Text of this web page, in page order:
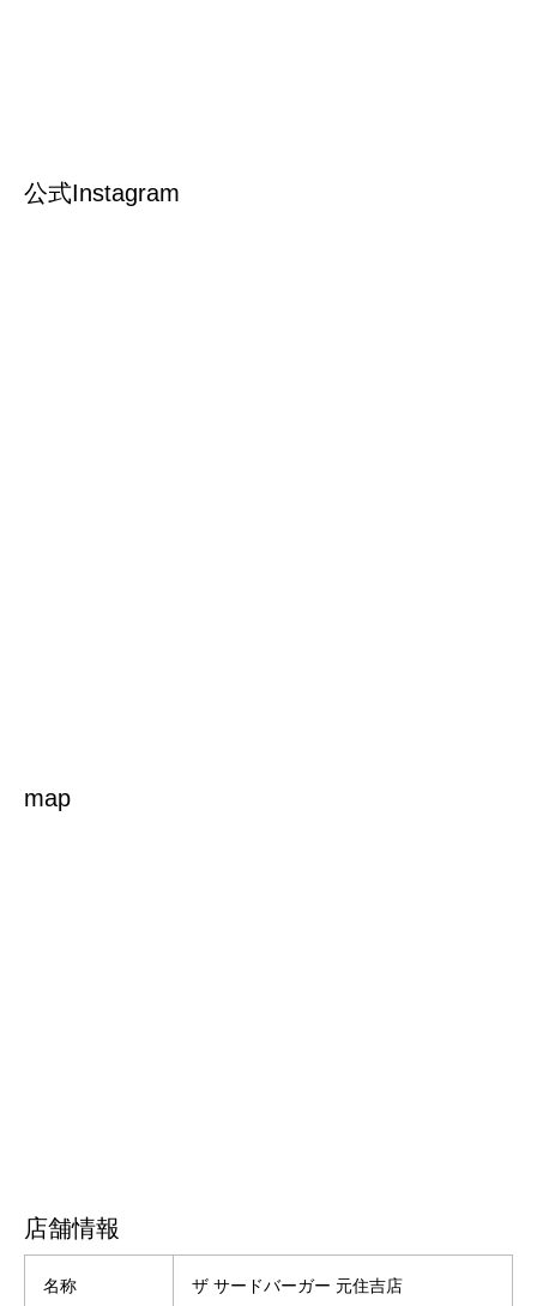
公式Instagram
map
店舗情報
名称 ザ サードバーガー 元住吉店